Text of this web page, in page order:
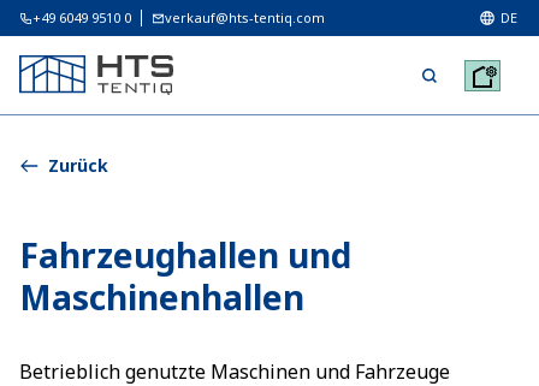
+49 6049 9510 0 verkauf@hts-tentiq.com DE
Zurück
Fahrzeughallen und
Maschinenhallen
Betrieblich genutzte Maschinen und Fahrzeuge